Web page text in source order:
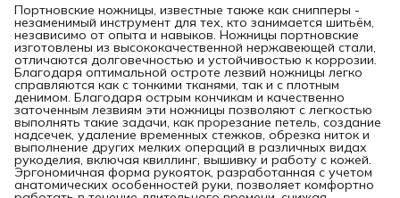
Портновские ножницы, известные также как снипперы -
незаменимый инструмент для тех, кто занимается шитьём,
независимо от опыта и навыков. Ножницы портновские
изготовлены из высококачественной нержавеющей стали,
отличаются долговечностью и устойчивостью к коррозии.
Благодаря оптимальной остроте лезвий ножницы легко
справляются как с тонкими тканями, так и с плотным
денимом. Благодаря острым кончикам и качественно
заточенным лезвиям эти ножницы позволяют с легкостью
выполнять такие задачи, как прорезание петель, создание
надсечек, удаление временных стежков, обрезка ниток и
выполнение других мелких операций в различных видах
рукоделия, включая квиллинг, вышивку и работу с кожей.
Эргономичная форма рукояток, разработанная с учетом
анатомических особенностей руки, позволяет комфортно